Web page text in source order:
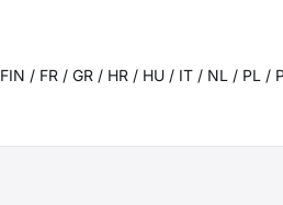
/ FR / GR / HR / HU / IT / NL / PL /